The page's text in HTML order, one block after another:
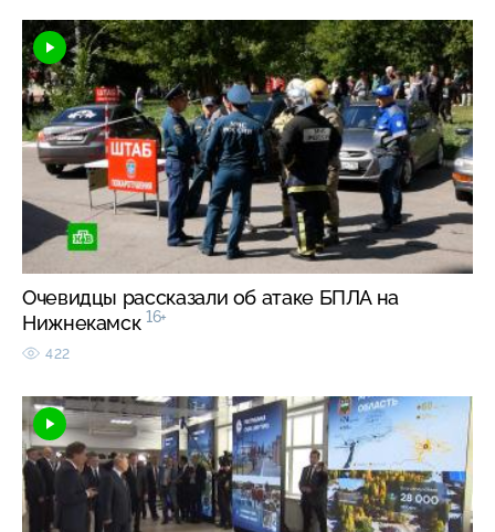
Очевидцы рассказали об атаке БПЛА на
Нижнекамск 16+
422